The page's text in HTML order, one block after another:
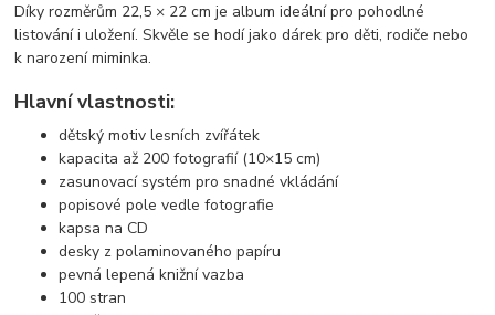
Díky rozměrům 22,5 × 22 cm je album ideální pro pohodlné
listování i uložení. Skvěle se hodí jako dárek pro děti, rodiče nebo
k narození miminka.
Hlavní vlastnosti:
dětský motiv lesních zvířátek
kapacita až 200 fotografií (10×15 cm)
zasunovací systém pro snadné vkládání
popisové pole vedle fotografie
kapsa na CD
desky z polaminovaného papíru
pevná lepená knižní vazba
100 stran